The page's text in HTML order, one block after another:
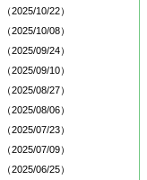
（2025/10/22）
（2025/10/08）
（2025/09/24）
（2025/09/10）
（2025/08/27）
（2025/08/06）
（2025/07/23）
（2025/07/09）
（2025/06/25）